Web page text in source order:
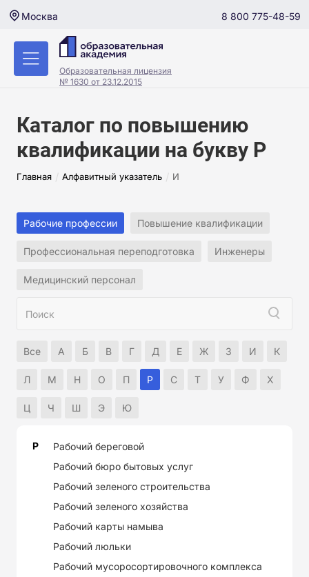
Москва 8 800 775-48-59
Образовательная лицензия
№ 1630 от 23.12.2015
Каталог по повышению
квалификации на букву Р
Главная / Алфавитный указатель / И
Рабочие профессии Повышение квалификации
Профессиональная переподготовка Инженеры
Медицинский персонал
Все А Б В Г Д Е Ж З И К
Л М Н О П Р С Т У Ф Х
Ц Ч Ш Э Ю
Р
Рабочий береговой
Рабочий бюро бытовых услуг
Рабочий зеленого строительства
Рабочий зеленого хозяйства
Рабочий карты намыва
Рабочий люльки
Рабочий мусоросортировочного комплекса